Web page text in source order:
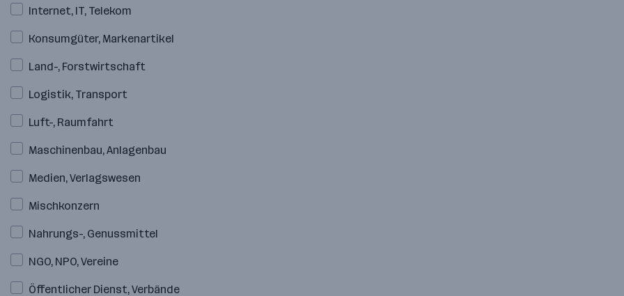
Internet, IT, Telekom
Konsumgüter, Markenartikel
Land-, Forstwirtschaft
Logistik, Transport
Luft-, Raumfahrt
Maschinenbau, Anlagenbau
Medien, Verlagswesen
Mischkonzern
Nahrungs-, Genussmittel
NGO, NPO, Vereine
Öffentlicher Dienst, Verbände